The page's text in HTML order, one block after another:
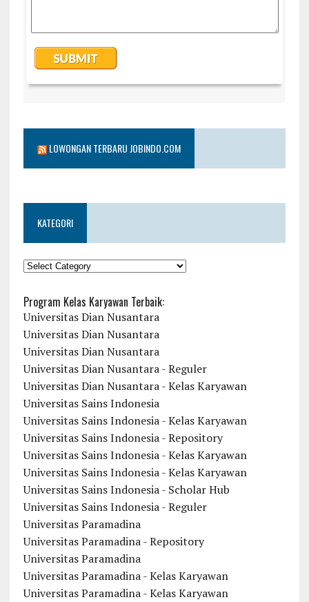
LOWONGAN TERBARU JOBINDO.COM
KATEGORI
KATEGORI
Program Kelas Karyawan Terbaik:
Universitas Dian Nusantara
Universitas Dian Nusantara
Universitas Dian Nusantara
Universitas Dian Nusantara - Reguler
Universitas Dian Nusantara - Kelas Karyawan
Universitas Sains Indonesia
Universitas Sains Indonesia - Kelas Karyawan
Universitas Sains Indonesia - Repository
Universitas Sains Indonesia - Kelas Karyawan
Universitas Sains Indonesia - Kelas Karyawan
Universitas Sains Indonesia - Scholar Hub
Universitas Sains Indonesia - Reguler
Universitas Paramadina
Universitas Paramadina - Repository
Universitas Paramadina
Universitas Paramadina - Kelas Karyawan
Universitas Paramadina - Kelas Karyawan